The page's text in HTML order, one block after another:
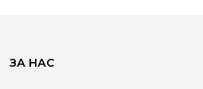
ЗА НАС